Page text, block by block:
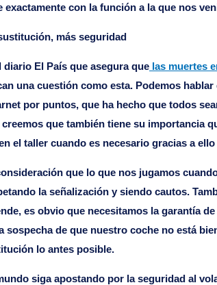
con la función a la que nos
más seguridad
El País que asegura quelas muertes
una cuestión como esta. Podemos
por puntos, que ha hecho que todos
que también tiene su importancia
el taller cuando es necesario gracias a
que lo que nos jugamos
la señalización y siendo cautos.
es obvio que necesitamos la garantía
sospecha de que nuestro coche no está
lo antes posible.
siga apostando por la seguridad al